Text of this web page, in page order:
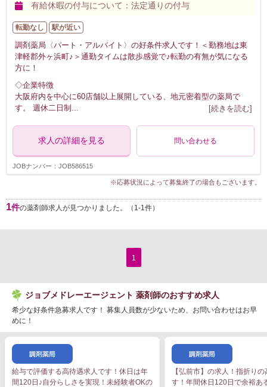
有給休暇の付与について：法定通りの付与
転勤なし 駅が近い
調剤薬局〈パート・アルバイト〉の好条件求人です！＜勤務地は東
津軽郡外ヶ浜町♪＞通勤タイムは散歩感覚で♪転勤の有無が気になる
方に！
◇企業特徴
大阪府内を中心に60店舗以上展開している、地元密着型の薬局で
す。 週休二日制 ... [続きを読む]
求人の詳細を見る 問い合わせる
JOBナンバー：JOB586515
※応募状況によって募集終了の場合もございます。
1件の薬剤師求人が見つかりました。（1-1件）
1
ジョブメドレーエージェント 薬剤師のおすすめ求人
希少な好条件急募求人です！ 募集人員数が少ないため、お問い合わせはお早
めに！
給与で評価する高待遇求人です！休日は年
間120日♪自分らしさを実現！未経験者OKの
【弘前市】の求人！指折り
す！年間休日120日で余裕あ